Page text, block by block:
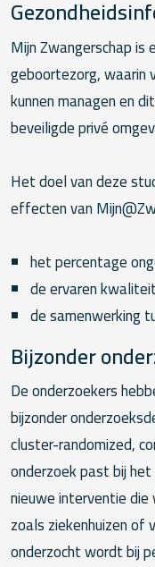
Mijn Zwangerschap is
geboortezorg, waarin
kunnen managen en
beveiligde privé
Het doel van deze
effecten van
het percentage
de ervaren
de samenwerking
Bijzonder
De onderzoekers
bijzonder
cluster-randomized,
onderzoek past bij
nieuwe interventie
zoals ziekenhuizen of
onderzocht wordt bij